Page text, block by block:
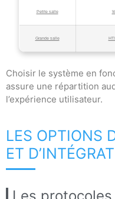
Petite salle
Grande salle
Choisir le système en
assure une répartition
l’expérience utilisateur.
LES OPTIONS
ET